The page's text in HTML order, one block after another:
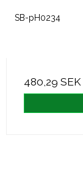
SB-pH0234
480,29 SEK